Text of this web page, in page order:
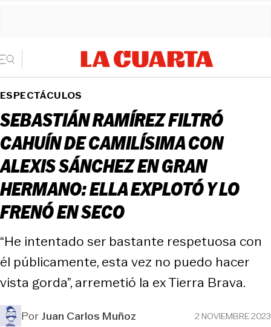
ESPECTÁCULOS
SEBASTIÁN RAMÍREZ FILTRÓ
CAHUÍN DE CAMILÍSIMA CON
ALEXIS SÁNCHEZ EN GRAN
HERMANO: ELLA EXPLOTÓ Y LO
FRENÓ EN SECO
“He intentado ser bastante respetuosa con
él públicamente, esta vez no puedo hacer
vista gorda”, arremetió la ex Tierra Brava.
PorJuan Carlos Muñoz 2 NOVIEMBRE 2023